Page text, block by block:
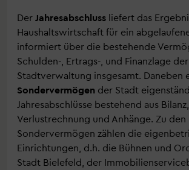
Der Jahresabschluss liefert das
Haushaltswirtschaft für ein
informiert über die bestehende
Schulden-, Ertrags-, und Finanzlage der
Stadtverwaltung insgesamt. Daneben
Sondervermögen der Stadt
Jahresabschlüsse bestehend aus
Verlustrechnung und Anhänge. Zu den
Sondervermögen zählen die
Einrichtungen, d.h. die Bühnen und
Stadt Bielefeld, der